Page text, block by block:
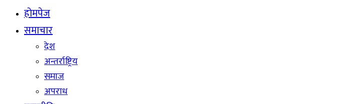
होमपेज
समाचार
देश
अन्तर्राष्ट्रिय
समाज
अपराध